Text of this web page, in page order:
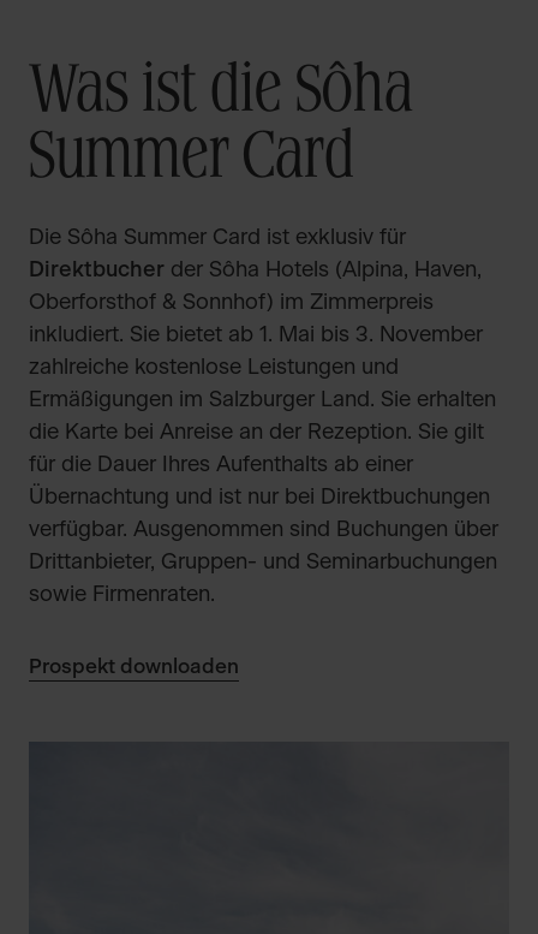
Was ist die Sôha
Summer Card
Die Sôha Summer Card ist exklusiv für
Direktbucher der Sôha Hotels (Alpina, Haven,
Oberforsthof & Sonnhof) im Zimmerpreis
inkludiert. Sie bietet ab 1. Mai bis 3. November
zahlreiche kostenlose Leistungen und
Ermäßigungen im Salzburger Land. Sie erhalten
die Karte bei Anreise an der Rezeption. Sie gilt
für die Dauer Ihres Aufenthalts ab einer
Übernachtung und ist nur bei Direktbuchungen
verfügbar. Ausgenommen sind Buchungen über
Drittanbieter, Gruppen- und Seminarbuchungen
sowie Firmenraten.
Prospekt downloaden